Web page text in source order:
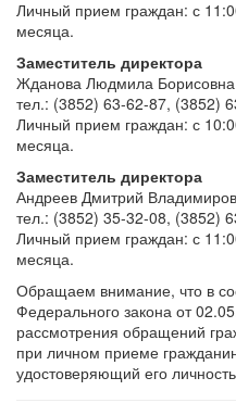
Личный прием граждан: с
месяца.
Заместитель директора
Жданова Людмила Борисовна
тел.: (3852) 63-62-87, (3852)
Личный прием граждан: с
месяца.
Заместитель директора
Андреев Дмитрий
тел.: (3852) 35-32-08, (3852)
Личный прием граждан: с
месяца.
Обращаем внимание, что в
Федерального закона от
рассмотрения обращений
при личном приеме
удостоверяющий его